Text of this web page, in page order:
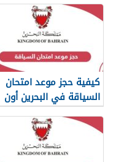
كيفية حجز موعد امتحان
السياقة في البحرين أون
لاين 2024